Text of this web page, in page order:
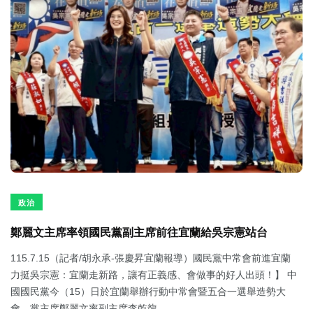
政治
鄭麗文主席率領國民黨副主席前往宜蘭給吳宗憲站台
115.7.15（記者/胡永承-張慶昇宜蘭報導）國民黨中常會前進宜蘭
力挺吳宗憲：宜蘭走新路，讓有正義感、會做事的好人出頭！】 中
國國民黨今（15）日於宜蘭舉辦行動中常會暨五合一選舉造勢大